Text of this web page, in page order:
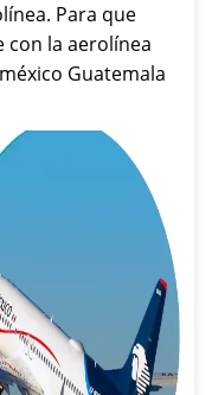
Para que
la aerolínea
Guatemala